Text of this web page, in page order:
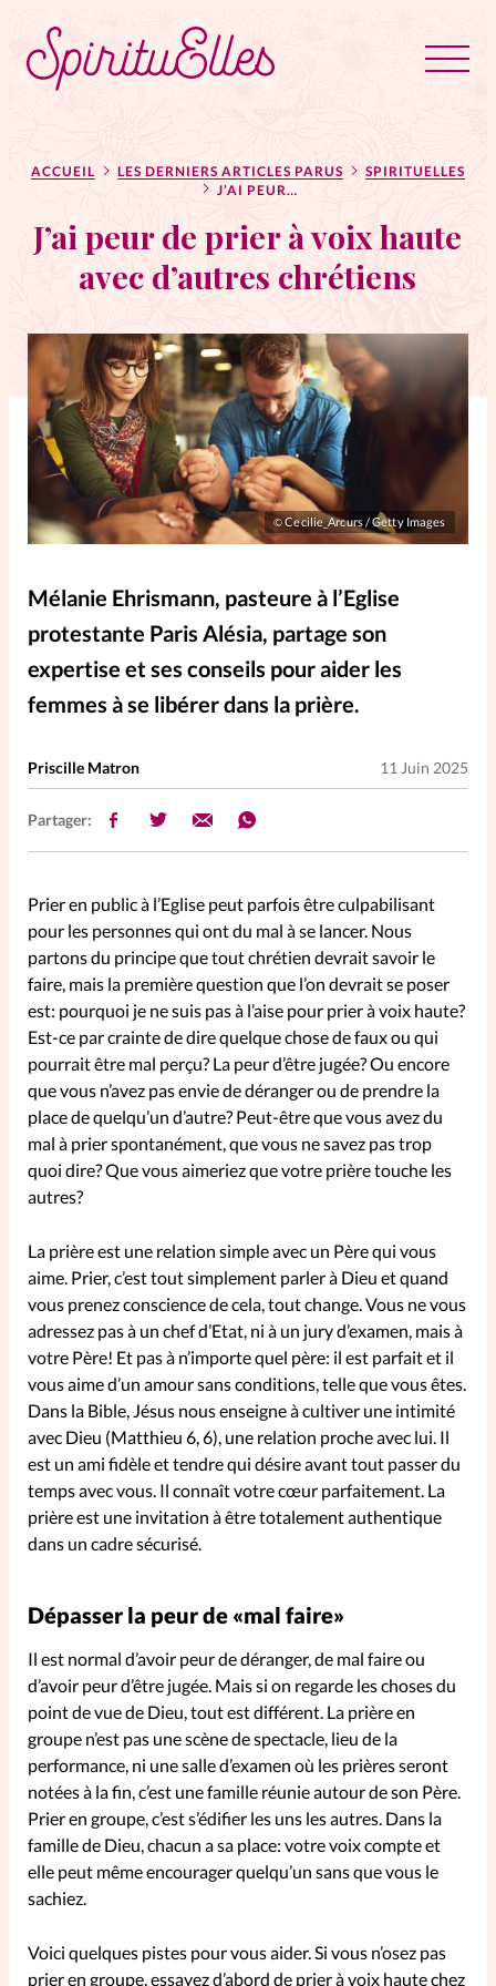
Tous les articles
Actus
Actus au féminin
Chroniques
Dossiers
Edito
Elles nous inspirent
Entre4yeux
L'anecdote
La Bible au féminin
Lifestyle
Littérature
PersonnElles
RelationnElles
Shopping Spi
Si(x) simple de...
SpirituElles
Vive la famille
SpirituElles devient Relations
Aujourd’hui!
Faire un don
La Boutique
La Pause SpirituElles - toutes les
éditions
À propos
La rédaction
Changement d'adresse
Nous contacter
ACCUEIL LES DERNIERS ARTICLES PARUS
SPIRITUELLES
J’AI PEUR DE PRIER À VOIX HAUTE AVEC D’AUTRES CHRÉTIENS
J’ai peur de prier à voix haute
avec d’autres chrétiens
©Cecilie_Arcurs / Getty Images
Mélanie Ehrismann, pasteure à l’Eglise
protestante Paris Alésia, partage son
expertise et ses conseils pour aider les
femmes à se libérer dans la prière.
Priscille Matron 11 Juin 2025
Partager:
Prier en public à l’Eglise peut parfois être culpabilisant
pour les personnes qui ont du mal à se lancer. Nous
partons du principe que tout chrétien devrait savoir le
faire, mais la première question que l’on devrait se poser
est: pourquoi je ne suis pas à l’aise pour prier à voix haute?
Est-ce par crainte de dire quelque chose de faux ou qui
pourrait être mal perçu? La peur d’être jugée? Ou encore
que vous n’avez pas envie de déranger ou de prendre la
place de quelqu’un d’autre? Peut-être que vous avez du
mal à prier spontanément, que vous ne savez pas trop
quoi dire? Que vous aimeriez que votre prière touche les
autres?
La prière est une relation simple avec un Père qui vous
aime. Prier, c’est tout simplement parler à Dieu et quand
vous prenez conscience de cela, tout change. Vous ne vous
adressez pas à un chef d’Etat, ni à un jury d’examen, mais à
votre Père! Et pas à n’importe quel père: il est parfait et il
vous aime d’un amour sans conditions, telle que vous êtes.
Dans la Bible, Jésus nous enseigne à cultiver une intimité
avec Dieu (Matthieu 6, 6), une relation proche avec lui. Il
est un ami fidèle et tendre qui désire avant tout passer du
temps avec vous. Il connaît votre cœur parfaitement. La
prière est une invitation à être totalement authentique
dans un cadre sécurisé.
Dépasser la peur de «mal faire»
Il est normal d’avoir peur de déranger, de mal faire ou
d’avoir peur d’être jugée. Mais si on regarde les choses du
point de vue de Dieu, tout est différent. La prière en
groupe n’est pas une scène de spectacle, lieu de la
performance, ni une salle d’examen où les prières seront
notées à la fin, c’est une famille réunie autour de son Père.
Prier en groupe, c’est s’édifier les uns les autres. Dans la
famille de Dieu, chacun a sa place: votre voix compte et
elle peut même encourager quelqu’un sans que vous le
sachiez.
Voici quelques pistes pour vous aider. Si vous n’osez pas
prier en groupe, essayez d’abord de prier à voix haute chez